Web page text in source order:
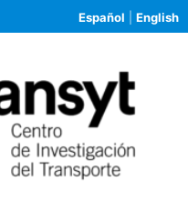
Español English